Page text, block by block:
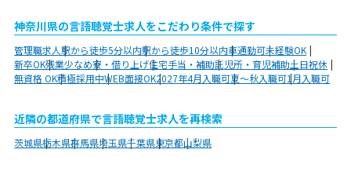
神奈川県の言語聴覚士求人をこだわり条件で探す
管理職求人駅から徒歩5分以内駅から徒歩10分以内車通勤可未経験OK
新卒OK残業少なめ寮・借り上げ住宅手当・補助託児所・育児補助土日祝休
無資格 OK積極採用中WEB面接OK2027年4月入職可夏～秋入職可1月入職可
近隣の都道府県で言語聴覚士求人を再検索
茨城県栃木県群馬県埼玉県千葉県東京都山梨県